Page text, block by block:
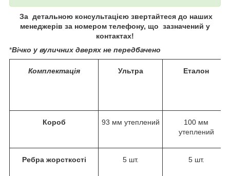
За детальною консультацією звертайтеся до наших
менеджерів за номером телефону, що зазначений у
контактах!
*Вічко у вуличних дверях не передбачено
Комплектація Ультра Еталон
Короб 93 мм утеплений
100 мм
утеплений
Ребра жорсткості 5 шт. 5 шт.